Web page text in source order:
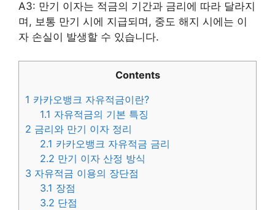
A3: 만기 이자는 적금의 기간과 금리에 따라 달라지
며, 보통 만기 시에 지급되며, 중도 해지 시에는 이
자 손실이 발생할 수 있습니다.
Contents
1 카카오뱅크 자유적금이란?
1.1 자유적금의 기본 특징
2 금리와 만기 이자 정리
2.1 카카오뱅크 자유적금 금리
2.2 만기 이자 산정 방식
3 자유적금 이용의 장단점
3.1 장점
3.2 단점